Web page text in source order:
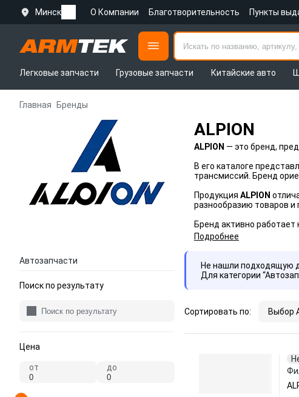
Минск О Компании Благотворительность Пункты
Легковые запчасти
Грузовые запчасти Китайские авто
Главная Бренды
ALPION
ALPION — это бренд,
В его каталоге
трансмиссий. Бренд
Продукция ALPION
разнообразию товаров
Бренд активно
Подробнее
Автозапчасти
Поиск по результату
Цена
от до
Не нашли подходящую
Для категории
Сортировать по: Выбор